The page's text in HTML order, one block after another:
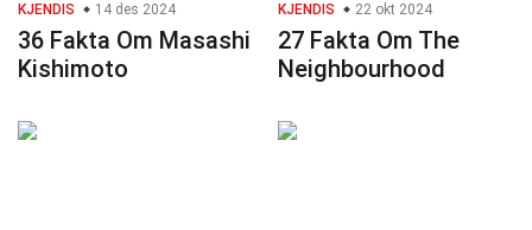
KJENDIS 14 des 2024
36 Fakta Om Masashi
Kishimoto
KJENDIS 22 okt 2024
27 Fakta Om The
Neighbourhood